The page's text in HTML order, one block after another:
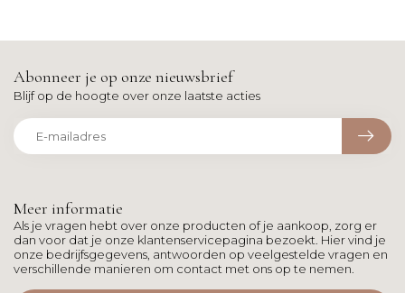
Meer informatie
Als je vragen hebt over onze producten of je aankoop, zorg er
dan voor dat je onze klantenservicepagina bezoekt. Hier vind je
onze bedrijfsgegevens, antwoorden op veelgestelde vragen en
verschillende manieren om contact met ons op te nemen.
Abonneer je op onze nieuwsbrief
Blijf op de hoogte over onze laatste acties